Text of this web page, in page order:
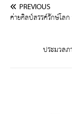
PREVIOUS
ค่ายศิลป์สรรค์รักษ์โล
ประมวลภ